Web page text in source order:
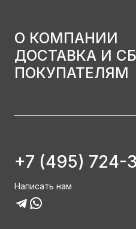
О КОМПАНИИ
ДОСТАВКА И
ПОКУПАТЕЛЯМ
+7 (495) 724-
Написать нам